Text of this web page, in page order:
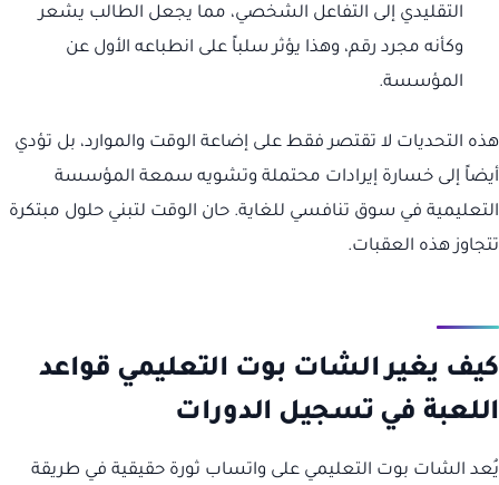
التقليدي إلى التفاعل الشخصي، مما يجعل الطالب يشعر
وكأنه مجرد رقم، وهذا يؤثر سلباً على انطباعه الأول عن
المؤسسة.
هذه التحديات لا تقتصر فقط على إضاعة الوقت والموارد، بل تؤدي
أيضاً إلى خسارة إيرادات محتملة وتشويه سمعة المؤسسة
التعليمية في سوق تنافسي للغاية. حان الوقت لتبني حلول مبتكرة
تتجاوز هذه العقبات.
كيف يغير الشات بوت التعليمي قواعد
اللعبة في تسجيل الدورات
يُعد الشات بوت التعليمي على واتساب ثورة حقيقية في طريقة